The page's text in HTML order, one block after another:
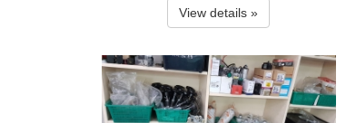
0㎜ 250 × 650㎜ 280 × 380㎜ 300 × 400㎜ 30
0 × 450㎜ 300 × 500㎜ 320 × 400㎜ 350 × 45
0 × 630㎜ 400 × 500㎜ 400 × 600㎜ 400 × 65
0㎜ 사진 출처 : 한국 후지 공업
View details »